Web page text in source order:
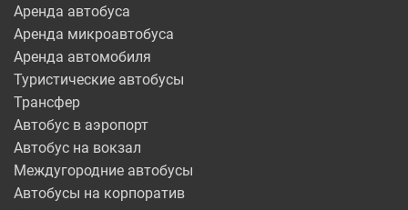
Аренда автобуса
Аренда микроавтобуса
Аренда автомобиля
Туристические автобусы
Трансфер
Автобус в аэропорт
Автобус на вокзал
Междугородние автобусы
Автобусы на корпоратив